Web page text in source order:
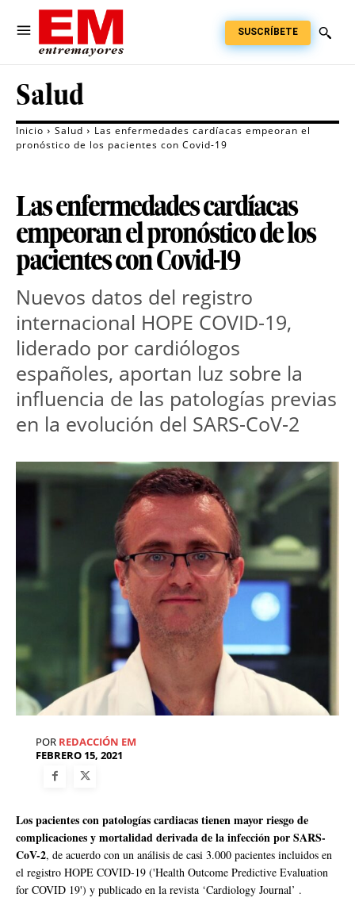
SUSCRÍBETE
Salud
Inicio Salud
Las enfermedades cardíacas empeoran el
pronóstico de los pacientes con Covid-19
Las enfermedades cardíacas
empeoran el pronóstico de los
pacientes con Covid-19
Nuevos datos del registro
internacional HOPE COVID-19,
liderado por cardiólogos
españoles, aportan luz sobre la
influencia de las patologías previas
en la evolución del SARS-CoV-2
POR REDACCIÓN EM
FEBRERO 15, 2021
Los pacientes con patologías cardiacas tienen mayor riesgo de
complicaciones y mortalidad derivada de la infección por SARS-
CoV-2, de acuerdo con un análisis de casi 3.000 pacientes incluidos en
el registro HOPE COVID-19 ('Health Outcome Predictive Evaluation
for COVID 19') y publicado en la revista ‘Cardiology Journal’ .